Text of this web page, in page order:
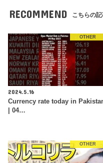
RECOMMEND こちらの記
OTHER
2024.5.16
Currency rate today in
| 04…
OTHER